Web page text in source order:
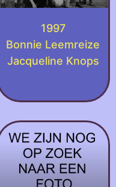
1997
Bonnie Leemreize
Jacqueline Knops